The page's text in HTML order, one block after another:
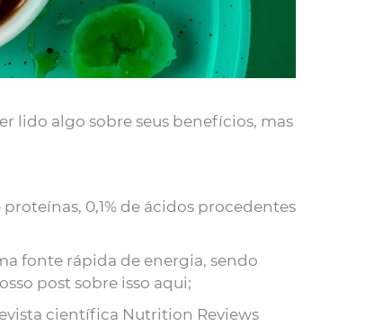
lido algo sobre seus benefícios, mas
0,1% de ácidos procedentes
fonte rápida de energia, sendo
post sobre isso aqui;
científica Nutrition Reviews